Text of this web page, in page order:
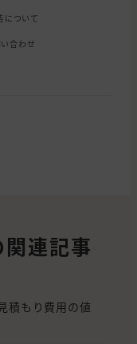
について
合わせ
連記事
積もり費用の値